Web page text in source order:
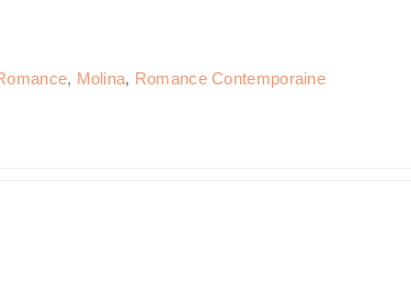
, Molina, Romance Contemporaine